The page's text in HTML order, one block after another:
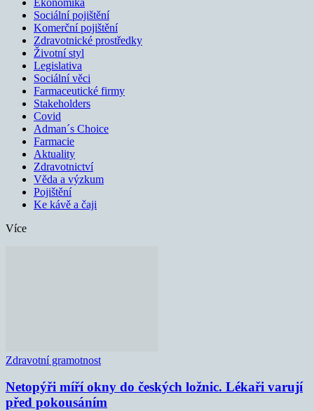
Sociální pojištění
Komerční pojištění
Zdravotnické prostředky
Životní styl
Legislativa
Sociální věci
Farmaceutické firmy
Stakeholders
Covid
Adman´s Choice
Farmacie
Aktuality
Zdravotnictví
Věda a výzkum
Pojištění
Ke kávě a čaji
Více
Zdravotní gramotnost
Netopýři míří okny do českých ložnic. Lékaři varují
před pokousáním